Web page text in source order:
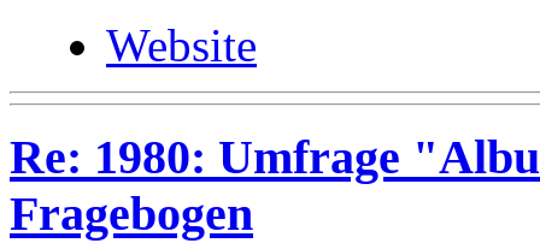
Website
Re: 1980: Umfrage
Fragebogen